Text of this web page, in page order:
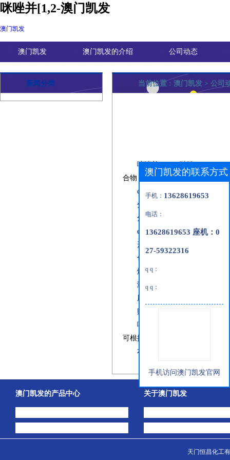
咪唑并[1,2-澳门凯发
澳门凯发
澳门凯发 澳门凯发的介绍 公司动态
新闻分类 当前位置 : 澳门凯发 > 公司
咪唑并
合物，基本信息如下：
cas 号：
766-55-2
分子式：
分子量：
einecs号：1308068-626-2
形态：结晶
色泽：浅灰色至百色
熔点：
溶解性：易溶于二甲基甲酰胺
用途：本品主要用作工业原
贮存：密封保存在干燥、阴
咪唑并
可根据客户要求包装），具体价
本文来自于天门恒昌化工有
澳门凯发的联系方式
手机： 13628619653
电话：
13628619653 座机：0
27-59322316
q q：
q q：
手机访问澳门凯发官网
澳门凯发的产品中心 关于澳门凯发
天门恒昌化工